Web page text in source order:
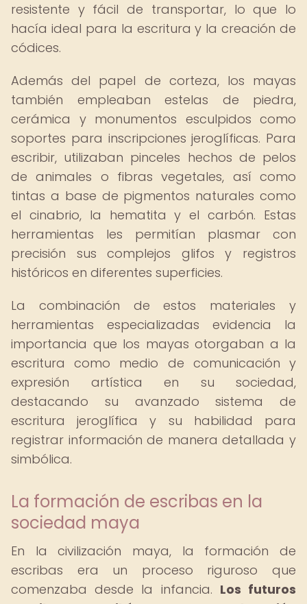
resistente y fácil de transportar, lo que lo
hacía ideal para la escritura y la creación de
códices.
Además del papel de corteza, los mayas
también empleaban estelas de piedra,
cerámica y monumentos esculpidos como
soportes para inscripciones jeroglíficas. Para
escribir, utilizaban pinceles hechos de pelos
de animales o fibras vegetales, así como
tintas a base de pigmentos naturales como
el cinabrio, la hematita y el carbón. Estas
herramientas les permitían plasmar con
precisión sus complejos glifos y registros
históricos en diferentes superficies.
La combinación de estos materiales y
herramientas especializadas evidencia la
importancia que los mayas otorgaban a la
escritura como medio de comunicación y
expresión artística en su sociedad,
destacando su avanzado sistema de
escritura jeroglífica y su habilidad para
registrar información de manera detallada y
simbólica.
La formación de escribas en la
sociedad maya
En la civilización maya, la formación de
escribas era un proceso riguroso que
comenzaba desde la infancia. Los futuros